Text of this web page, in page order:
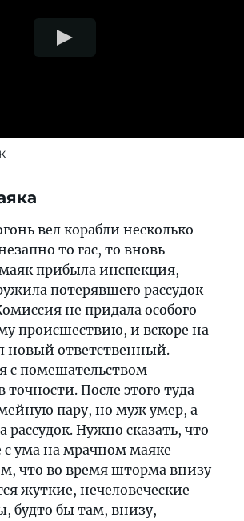
вел корабли несколько
то гас, то вновь
маяк прибыла инспекция,
потерявшего рассудок
не придала особого
происшествию, и вскоре на
новый ответственный.
с помешательством
точности. После этого туда
пару, но муж умер, а
рассудок. Нужно сказать, что
ума на мрачном маяке
что во время шторма внизу
жуткие, нечеловеческие
будто бы там, внизу,